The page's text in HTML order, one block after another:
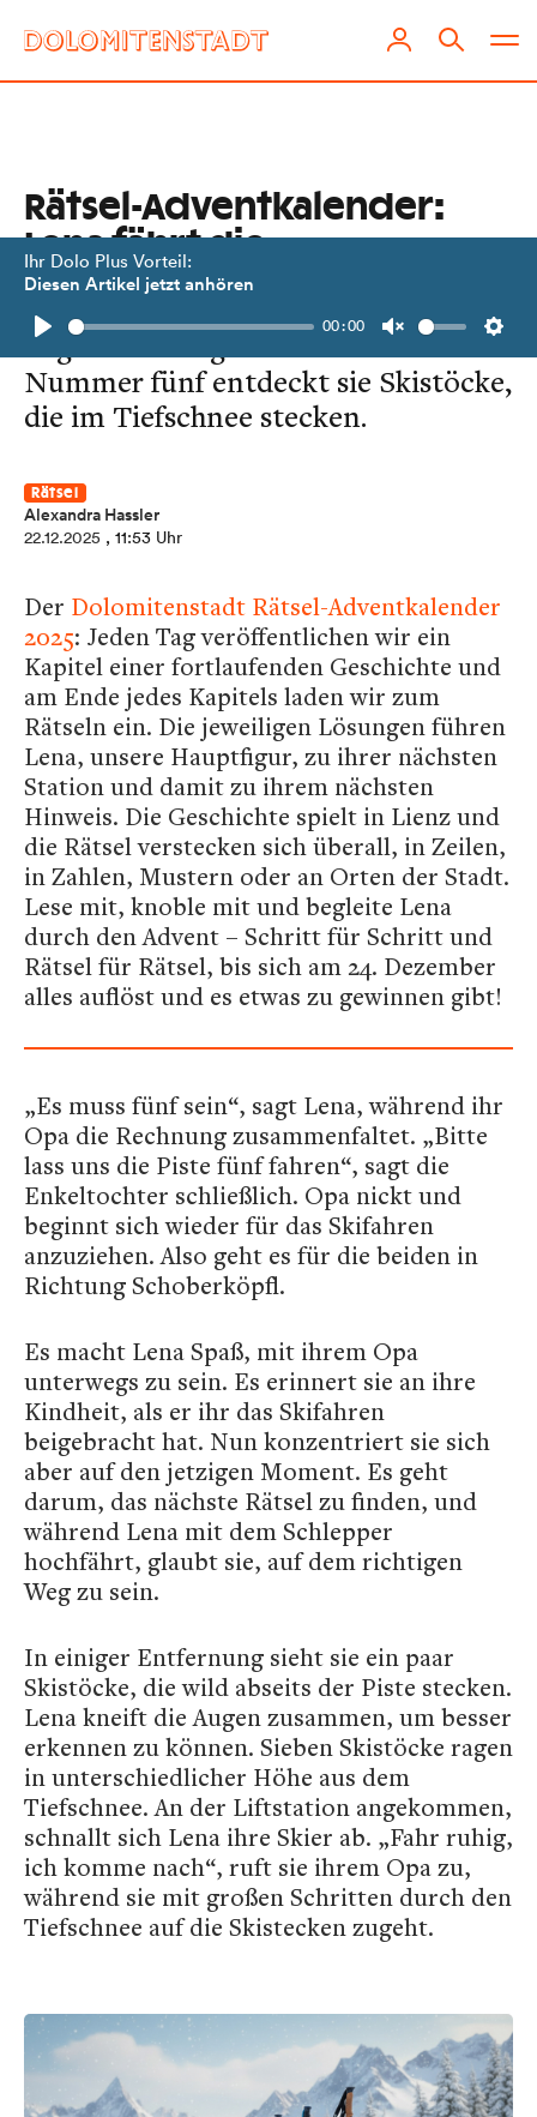
Ihr Dolo Plus Vorteil:
Diesen Artikel jetzt anhören
Play
00:00
Unmute
Rätsel-Adventkalender:
Lena fährt die
Schoberköpfl-Piste
Tag 22: Entlang der Piste mit der
Nummer fünf entdeckt sie Skistöcke,
die im Tiefschnee stecken.
Rätsel
Alexandra Hassler
22.12.2025 , 11:53 Uhr
Der Dolomitenstadt Rätsel-Adventkalender
2025: Jeden Tag veröffentlichen wir ein
Kapitel einer fortlaufenden Geschichte und
am Ende jedes Kapitels laden wir zum
Rätseln ein. Die jeweiligen Lösungen führen
Lena, unsere Hauptfigur, zu ihrer nächsten
Station und damit zu ihrem nächsten
Hinweis. Die Geschichte spielt in Lienz und
die Rätsel verstecken sich überall, in Zeilen,
in Zahlen, Mustern oder an Orten der Stadt.
Lese mit, knoble mit und begleite Lena
durch den Advent – Schritt für Schritt und
Rätsel für Rätsel, bis sich am 24. Dezember
alles auflöst und es etwas zu gewinnen gibt!
„Es muss fünf sein“, sagt Lena, während ihr
Opa die Rechnung zusammenfaltet. „Bitte
lass uns die Piste fünf fahren“, sagt die
Enkeltochter schließlich. Opa nickt und
beginnt sich wieder für das Skifahren
anzuziehen. Also geht es für die beiden in
Richtung Schoberköpfl.
Es macht Lena Spaß, mit ihrem Opa
unterwegs zu sein. Es erinnert sie an ihre
Kindheit, als er ihr das Skifahren
beigebracht hat. Nun konzentriert sie sich
aber auf den jetzigen Moment. Es geht
darum, das nächste Rätsel zu finden, und
während Lena mit dem Schlepper
hochfährt, glaubt sie, auf dem richtigen
Weg zu sein.
In einiger Entfernung sieht sie ein paar
Skistöcke, die wild abseits der Piste stecken.
Lena kneift die Augen zusammen, um besser
erkennen zu können. Sieben Skistöcke ragen
in unterschiedlicher Höhe aus dem
Tiefschnee. An der Liftstation angekommen,
schnallt sich Lena ihre Skier ab. „Fahr ruhig,
ich komme nach“, ruft sie ihrem Opa zu,
während sie mit großen Schritten durch den
Tiefschnee auf die Skistecken zugeht.